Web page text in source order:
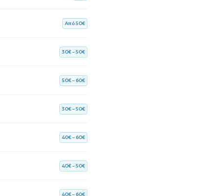
Aπό 50€
30€ – 50€
50€ – 60€
30€ – 50€
40€ – 60€
40€ – 50€
40€ – 60€